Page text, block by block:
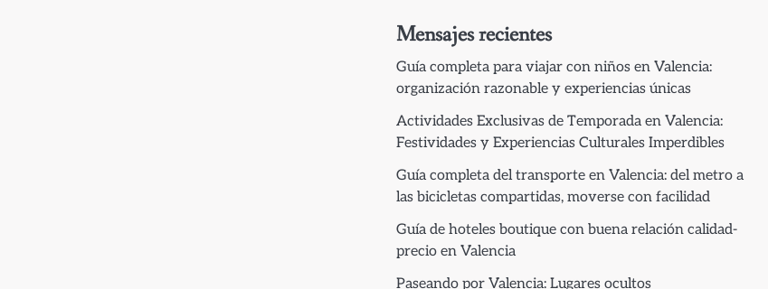
Mensajes recientes
Guía completa para viajar con niños en Valencia:
organización razonable y experiencias únicas
Actividades Exclusivas de Temporada en Valencia:
Festividades y Experiencias Culturales Imperdibles
Guía completa del transporte en Valencia: del metro a
las bicicletas compartidas, moverse con facilidad
Guía de hoteles boutique con buena relación calidad-
precio en Valencia
Paseando por Valencia: Lugares ocultos